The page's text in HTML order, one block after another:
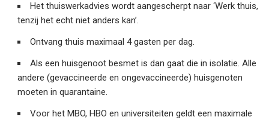
Het thuiswerkadvies wordt aangescherpt naar ‘Werk thuis,
tenzij het echt niet anders kan’.
Ontvang thuis maximaal 4 gasten per dag.
Als een huisgenoot besmet is dan gaat die in isolatie. Alle
andere (gevaccineerde en ongevaccineerde) huisgenoten
moeten in quarantaine.
Voor het MBO, HBO en universiteiten geldt een maximale